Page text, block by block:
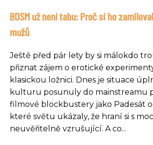
BDSM už není tabu: Proč si ho
mužů
Ještě před pár lety by si málokdo
přiznat zájem o erotické
klasickou ložnici. Dnes je situace
kulturu posunuly do mainstreamu
filmové blockbustery jako Padesát
které světu ukázaly, že hraní si s
neuvěřitelně vzrušující. A co...